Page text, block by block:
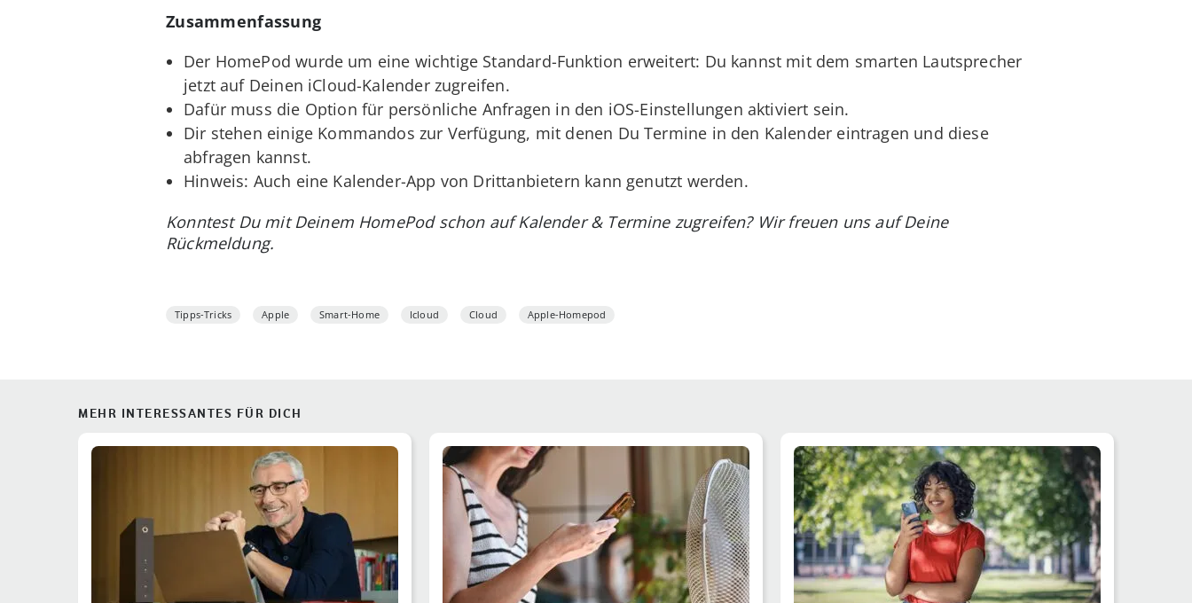
Zusammenfassung
Der HomePod wurde um eine wichtige Standard-Funktion erweitert: Du kannst mit dem smarten Lautsprecher
jetzt auf Deinen iCloud-Kalender zugreifen.
Dafür muss die Option für persönliche Anfragen in den iOS-Einstellungen aktiviert sein.
Dir stehen einige Kommandos zur Verfügung, mit denen Du Termine in den Kalender eintragen und diese
abfragen kannst.
Hinweis: Auch eine Kalender-App von Drittanbietern kann genutzt werden.
Konntest Du mit Deinem HomePod schon auf Kalender & Termine zugreifen? Wir freuen uns auf Deine
Rückmeldung.
Tipps-Tricks Apple Smart-Home Icloud Cloud Apple-Homepod
MEHR INTERESSANTES FÜR DICH